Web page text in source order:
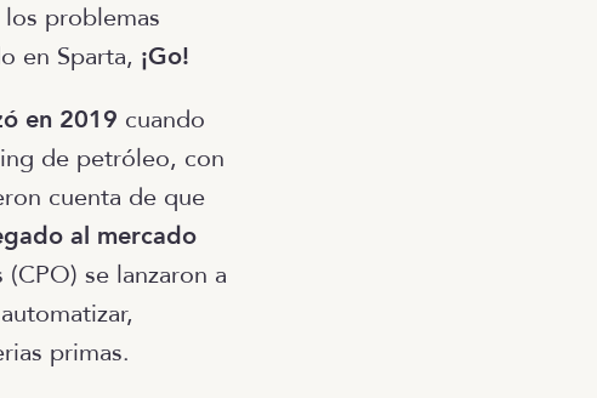
problemas
en Sparta, ¡Go!
en 2019 cuando
de petróleo, con
cuenta de que
al mercado
se lanzaron a
primas.